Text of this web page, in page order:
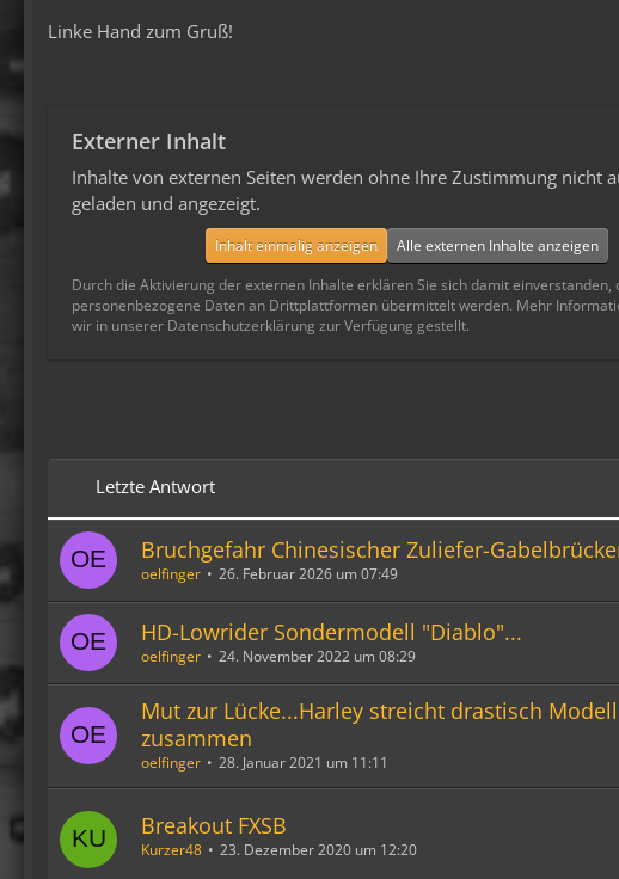
Linke Hand zum Gruß!
Externer Inhalt
Inhalte von externen Seiten werden ohne Ihre Zustimmung nicht
geladen und angezeigt.
Inhalt einmalig anzeigen
Alle externen Inhalte anzeigen
Durch die Aktivierung der externen Inhalte erklären Sie sich damit einverstanden,
personenbezogene Daten an Drittplattformen übermittelt werden. Mehr
wir in unserer Datenschutzerklärung zur Verfügung gestellt.
Letzte Antwort
Bruchgefahr Chinesischer Zuliefer-
oelfinger 26. Februar 2026 um 07:49
HD-Lowrider Sondermodell "Diablo"...
oelfinger 24. November 2022 um 08:29
Mut zur Lücke...Harley streicht drastisch
zusammen
oelfinger 28. Januar 2021 um 11:11
Breakout FXSB
Kurzer48 23. Dezember 2020 um 12:20